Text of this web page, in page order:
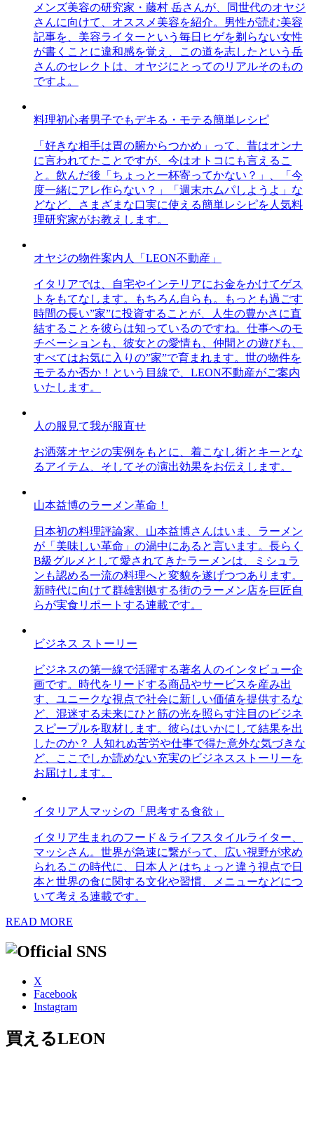
メンズ美容の研究家・藤村 岳さんが、同世代のオヤジ
さんに向けて、オススメ美容を紹介。男性が読む美容
記事を、美容ライターという毎日ヒゲを剃らない女性
が書くことに違和感を覚え、この道を志したという岳
さんのセレクトは、オヤジにとってのリアルそのもの
ですよ。
料理初心者男子でもデキる・モテる簡単レシピ
「好きな相手は胃の腑からつかめ」って、昔はオンナ
に言われてたことですが、今はオトコにも言えるこ
と。飲んだ後「ちょっと一杯寄ってかない？」、「今
度一緒にアレ作らない？」「週末ホムパしようよ」な
どなど、さまざまな口実に使える簡単レシピを人気料
理研究家がお教えします。
オヤジの物件案内人「LEON不動産」
イタリアでは、自宅やインテリアにお金をかけてゲス
トをもてなします。もちろん自らも。もっとも過ごす
時間の長い”家”に投資することが、人生の豊かさに直
結することを彼らは知っているのですね。仕事へのモ
チベーションも、彼女との愛情も、仲間との遊びも、
すべてはお気に入りの”家”で育まれます。世の物件を
モテるか否か！という目線で、LEON不動産がご案内
いたします。
人の服見て我が服直せ
お洒落オヤジの実例をもとに、着こなし術とキーとな
るアイテム、そしてその演出効果をお伝えします。
山本益博のラーメン革命！
日本初の料理評論家、山本益博さんはいま、ラーメン
が「美味しい革命」の渦中にあると言います。長らく
B級グルメとして愛されてきたラーメンは、ミシュラ
ンも認める一流の料理へと変貌を遂げつつあります。
新時代に向けて群雄割拠する街のラーメン店を巨匠自
らが実食リポートする連載です。
ビジネス ストーリー
ビジネスの第一線で活躍する著名人のインタビュー企
画です。時代をリードする商品やサービスを産み出
す、ユニークな視点で社会に新しい価値を提供するな
ど、混迷する未来にひと筋の光を照らす注目のビジネ
スピープルを取材します。彼らはいかにして結果を出
したのか？ 人知れぬ苦労や仕事で得た意外な気づきな
ど、ここでしか読めない充実のビジネスストーリーを
お届けします。
イタリア人マッシの「思考する食欲」
イタリア生まれのフード＆ライフスタイルライター、
マッシさん。世界が急速に繋がって、広い視野が求め
られるこの時代に、日本人とはちょっと違う視点で日
本と世界の食に関する文化や習慣、メニューなどにつ
いて考える連載です。
READ MORE
X
Facebook
Instagram
買えるLEON